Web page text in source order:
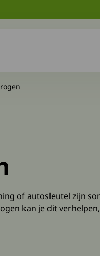
of autosleutel zijn
kan je dit verhelpen,